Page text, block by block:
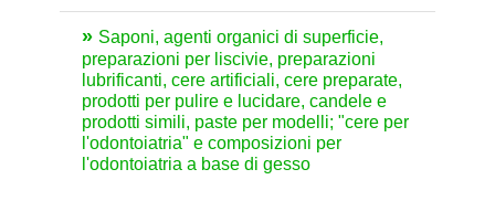
Saponi, agenti organici di superficie,
preparazioni per liscivie, preparazioni
lubrificanti, cere artificiali, cere preparate,
prodotti per pulire e lucidare, candele e
prodotti simili, paste per modelli; "cere per
l'odontoiatria" e composizioni per
l'odontoiatria a base di gesso